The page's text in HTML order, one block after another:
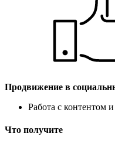
Продвижение в
Работа с контентом
Что получите